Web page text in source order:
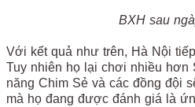
BXH sau
Với kết quả như trên, Hà Nội
Tuy nhiên họ lại chơi nhiều hơn
năng Chim Sẻ và các đồng đội
mà họ đang được đánh giá là